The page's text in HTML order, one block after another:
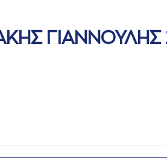
ΓΙAΝΝΟΥΛΗΣ